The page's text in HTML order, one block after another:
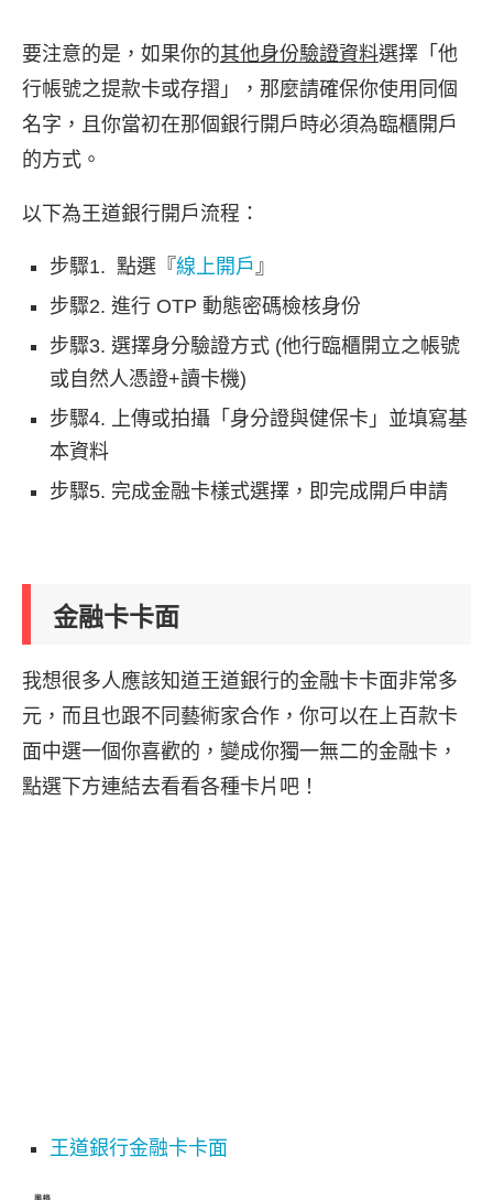
要注意的是，如果你的其他身份驗證資料選擇「他
行帳號之提款卡或存摺」，那麼請確保你使用同個
名字，且你當初在那個銀行開戶時必須為臨櫃開戶
的方式。
以下為王道銀行開戶流程：
步驟1. 點選『 線上開戶』
步驟2. 進行 OTP 動態密碼檢核身份
步驟3. 選擇身分驗證方式 (他行臨櫃開立之帳號
或自然人憑證+讀卡機)
步驟4. 上傳或拍攝「身分證與健保卡」並填寫基
本資料
步驟5. 完成金融卡樣式選擇，即完成開戶申請
金融卡卡面
我想很多人應該知道王道銀行的金融卡卡面非常多
元，而且也跟不同藝術家合作，你可以在上百款卡
面中選一個你喜歡的，變成你獨一無二的金融卡，
點選下方連結去看看各種卡片吧！
王道銀行金融卡卡面